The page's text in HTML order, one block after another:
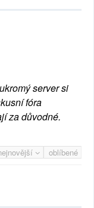
server si
fóra
za důvodné.
oblíbené